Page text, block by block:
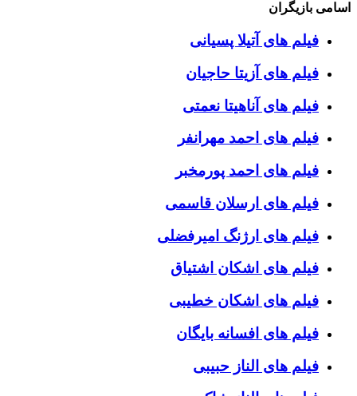
اسامی بازیگران
فیلم های آتیلا پسیانی
فیلم های آزیتا حاجیان
فیلم های آناهیتا نعمتی
فیلم های احمد مهرانفر
فیلم های احمد پورمخبر
فیلم های ارسلان قاسمی
فیلم های ارژنگ امیرفضلی
فیلم های اشکان اشتیاق
فیلم های اشکان خطیبی
فیلم های افسانه بایگان
فیلم های الناز حبیبی